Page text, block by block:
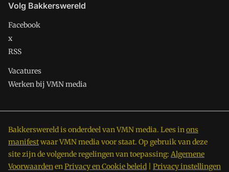
Volg Bakkerswereld
Facebook
x
RSS
Vacatures
Werken bij VMN media
Bakkerswereld is onderdeel van VMN media. Lees inons
manifestwaar VMN media voor staat. Op gebruik van deze
site zijn de volgende regelingen van toepassing: Algemene
VoorwaardenenPrivacy en Cookie beleid Privacy instellingen